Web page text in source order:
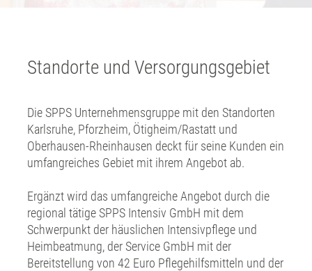
Standorte und Versorgungsgebiet
Die SPPS Unternehmensgruppe mit den Standorten
Karlsruhe, Pforzheim, Ötigheim/Rastatt und
Oberhausen-Rheinhausen deckt für seine Kunden ein
umfangreiches Gebiet mit ihrem Angebot ab.
Ergänzt wird das umfangreiche Angebot durch die
regional tätige SPPS Intensiv GmbH mit dem
Schwerpunkt der häuslichen Intensivpflege und
Heimbeatmung, der Service GmbH mit der
Bereitstellung von 42 Euro Pflegehilfsmitteln und der